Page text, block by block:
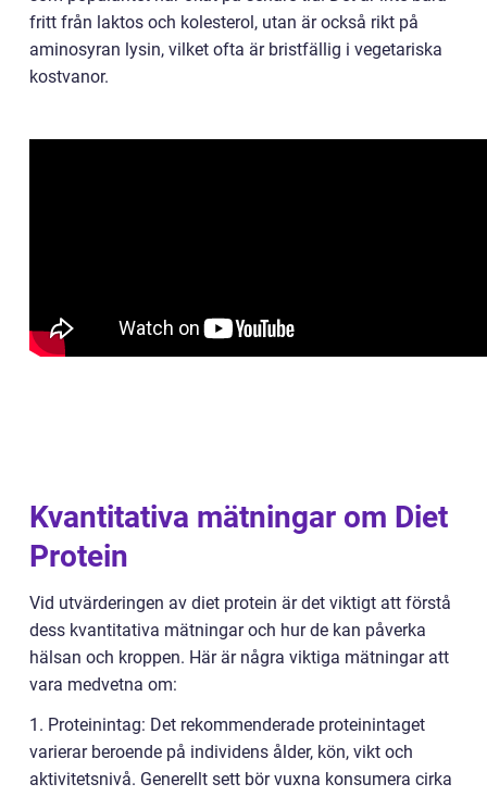
fritt från laktos och kolesterol, utan är också rikt på
aminosyran lysin, vilket ofta är bristfällig i vegetariska
kostvanor.
Kvantitativa mätningar om Diet
Protein
Vid utvärderingen av diet protein är det viktigt att förstå
dess kvantitativa mätningar och hur de kan påverka
hälsan och kroppen. Här är några viktiga mätningar att
vara medvetna om:
1. Proteinintag: Det rekommenderade proteinintaget
varierar beroende på individens ålder, kön, vikt och
aktivitetsnivå. Generellt sett bör vuxna konsumera cirka